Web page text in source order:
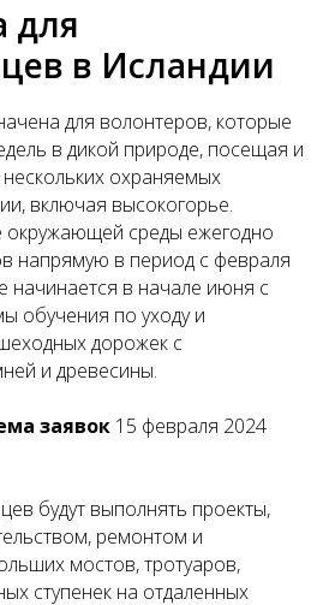
для
в Исландии
для волонтеров, которые
в дикой природе, посещая и
охраняемых
включая высокогорье.
окружающей среды ежегодно
напрямую в период с февраля
начинается в начале июня с
обучения по уходу и
дорожек с
и древесины.
заявок 15 февраля 2024
будут выполнять проекты,
ремонтом и
мостов, тротуаров,
ступенек на отдаленных